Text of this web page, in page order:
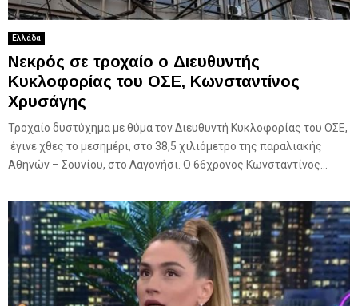
Ελλάδα
Νεκρός σε τροχαίο ο Διευθυντής
Κυκλοφορίας του ΟΣΕ, Κωνσταντίνος
Χρυσάγης
Τροχαίο δυστύχημα με θύμα τον Διευθυντή Κυκλοφορίας του ΟΣΕ,
έγινε χθες το μεσημέρι, στο 38,5 χιλιόμετρο της παραλιακής
Αθηνών – Σουνίου, στο Λαγονήσι. Ο 66χρονος Κωνσταντίνος...